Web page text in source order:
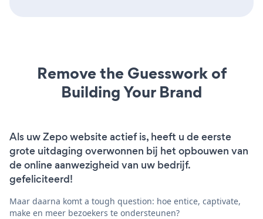
Remove the Guesswork of
Building Your Brand
Als uw Zepo website actief is, heeft u de eerste
grote uitdaging overwonnen bij het opbouwen van
de online aanwezigheid van uw bedrijf.
gefeliciteerd!
Maar daarna komt a tough question: hoe entice, captivate,
make en meer bezoekers te ondersteunen?